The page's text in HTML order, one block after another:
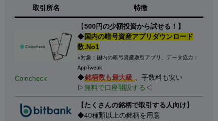
取引所名 特徴
Coincheck
【500円の少額投資から試せる！】
◆国内の暗号資産アプリダウンロード
数.No1
※対象：国内の暗号資産取引アプリ、データ協力：
AppTweak
◆銘柄数も最大級 、手数料も安い
▷無料で口座開設する ◁
【たくさんの銘柄で取引する人向け】
◆40種類以上の銘柄を用意